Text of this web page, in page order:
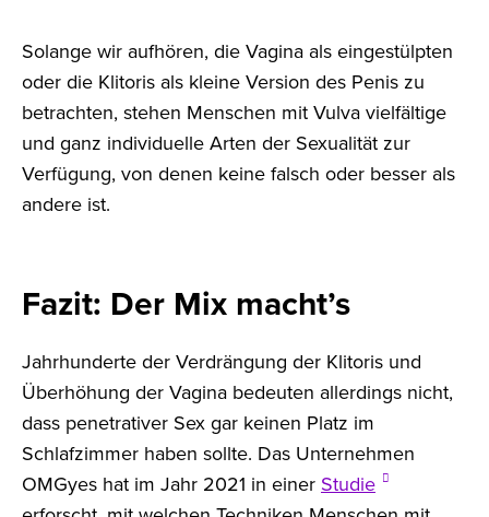
Solange wir aufhören, die Vagina als eingestülpten
oder die Klitoris als kleine Version des Penis zu
betrachten, stehen Menschen mit Vulva vielfältige
und ganz individuelle Arten der Sexualität zur
Verfügung, von denen keine falsch oder besser als
andere ist.
Fazit: Der Mix macht’s
Jahrhunderte der Verdrängung der Klitoris und
Überhöhung der Vagina bedeuten allerdings nicht,
dass penetrativer Sex gar keinen Platz im
Schlafzimmer haben sollte. Das Unternehmen
OMGyes hat im Jahr 2021 in einer Studie